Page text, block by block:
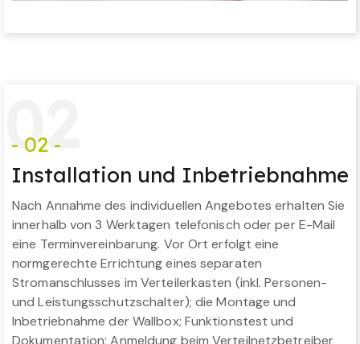
02
- 02 -
Installation und Inbetriebnahme
Nach Annahme des individuellen Angebotes erhalten Sie
innerhalb von 3 Werktagen telefonisch oder per E-Mail
eine Terminvereinbarung. Vor Ort erfolgt eine
normgerechte Errichtung eines separaten
Stromanschlusses im Verteilerkasten (inkl. Personen-
und Leistungsschutzschalter); die Montage und
Inbetriebnahme der Wallbox; Funktionstest und
Dokumentation; Anmeldung beim Verteilnetzbetreiber